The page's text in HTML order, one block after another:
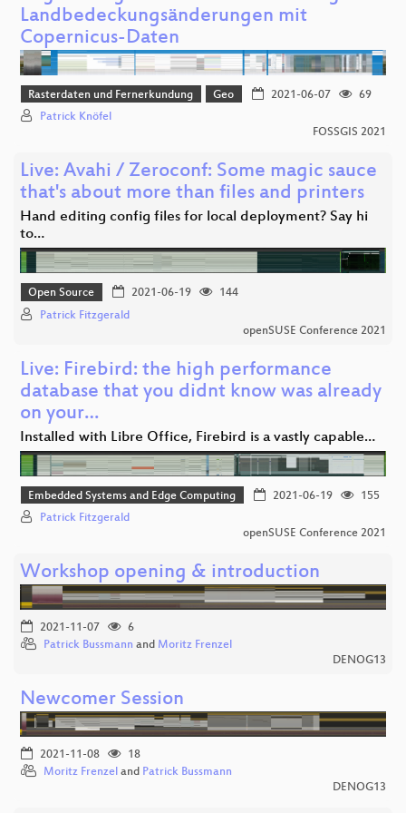
Landbedeckungsänderungen mit
Copernicus-Daten
Rasterdaten und Fernerkundung Geo 2021-06-07
69
Patrick Knöfel
FOSSGIS 2021
Live: Avahi / Zeroconf: Some magic sauce
that's about more than files and printers
Hand editing config files for local deployment? Say hi
to…
Open Source 2021-06-19
144
Patrick Fitzgerald
openSUSE Conference 2021
Live: Firebird: the high performance
database that you didnt know was already
on your…
Installed with Libre Office, Firebird is a vastly capable…
Embedded Systems and Edge Computing 2021-06-19
155
Patrick Fitzgerald
openSUSE Conference 2021
Workshop opening & introduction
2021-11-07
6
Patrick Bussmann and Moritz Frenzel
DENOG13
Newcomer Session
2021-11-08
18
Moritz Frenzel and Patrick Bussmann
DENOG13